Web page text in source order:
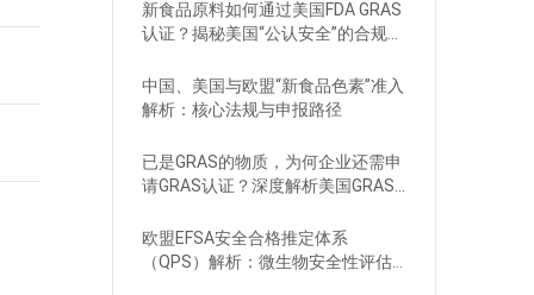
新食品原料如何通过美国FDA GRAS
认证？揭秘美国“公认安全”的合规路
中国、美国与欧盟“新食品色素”准入
解析：核心法规与申报路径
已是GRAS的物质，为何企业还需申
请GRAS认证？深度解析美国GRAS
欧盟EFSA安全合格推定体系
（QPS）解析：微生物安全性评估